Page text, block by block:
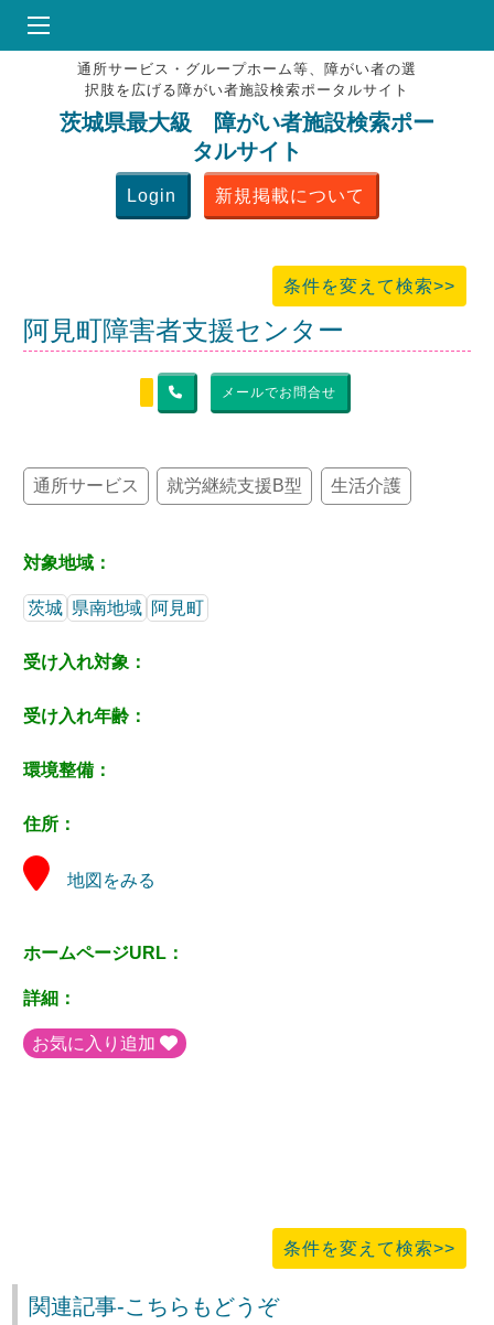
HOME
♥お気にりブックマーク
掲載会員MENU
よくある質問
通所サービス・グループホーム等、障がい者の選
択肢を広げる障がい者施設検索ポータルサイト
茨城県最大級 障がい者施設検索ポー
タルサイト
Login 新規掲載について
条件を変えて検索>>
阿見町障害者支援センター
メールでお問合せ
通所サービス 就労継続支援B型 生活介護
対象地域：
茨城 県南地域 阿見町
受け入れ対象：
受け入れ年齢：
環境整備：
住所：
地図をみる
ホームページURL：
詳細：
お気に入り追加
条件を変えて検索>>
関連記事-こちらもどうぞ